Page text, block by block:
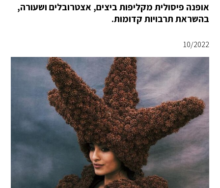
אופנה פיסולית מקליפות ביצים, אצטרובלים ושעורה,
בהשראת תרבויות קדומות.
10/2022